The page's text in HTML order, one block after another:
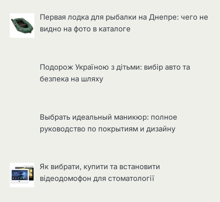
Первая лодка для рыбалки на Днепре: чего не
видно на фото в каталоге
Подорож Україною з дітьми: вибір авто та
безпека на шляху
Выбрать идеальный маникюр: полное
руководство по покрытиям и дизайну
Як вибрати, купити та встановити
відеодомофон для стоматології